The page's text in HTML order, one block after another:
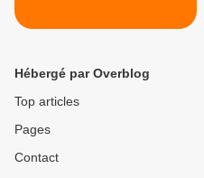
Hébergé par Overblog
Top articles
Pages
Contact